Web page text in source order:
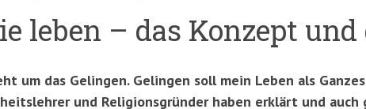
leben – das Konzept
um das Gelingen. Gelingen soll mein Leben als
und Religionsgründer haben erklärt und